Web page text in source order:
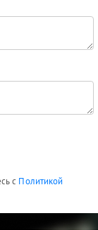
с Политикой